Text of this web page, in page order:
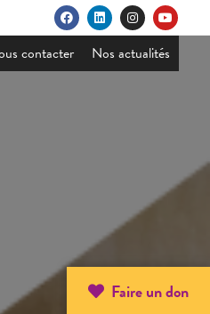
Faire un don
contacter Nos actualités